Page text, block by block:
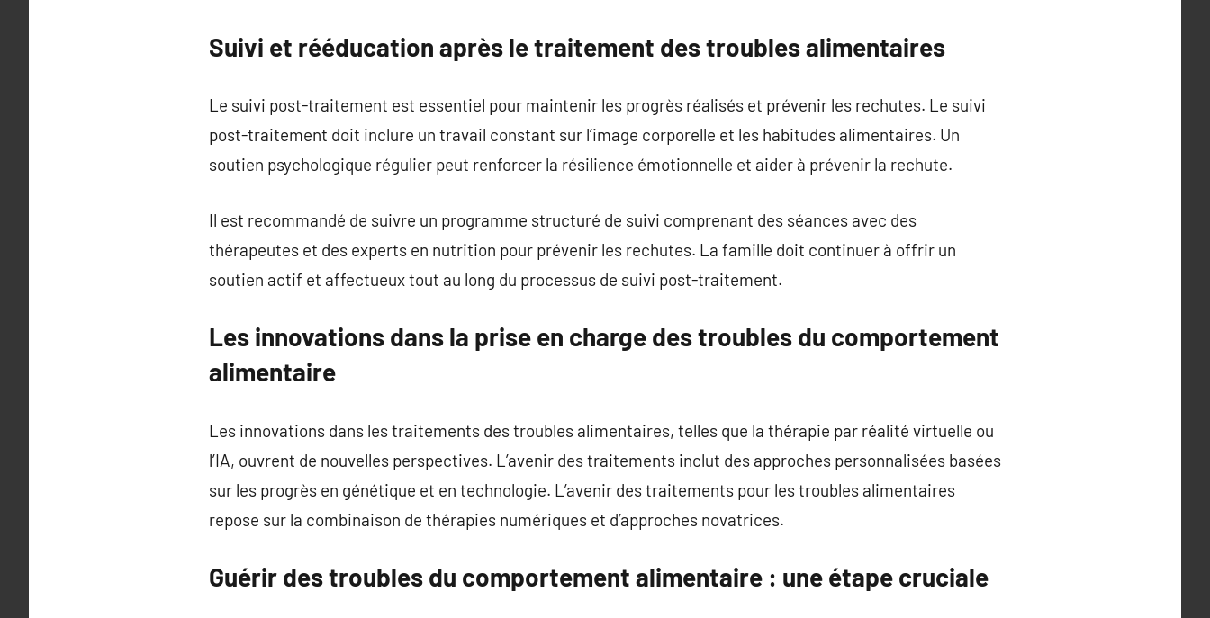
Suivi et rééducation après le traitement des troubles alimentaires
Le suivi post-traitement est essentiel pour maintenir les progrès réalisés et prévenir les rechutes. Le suivi
post-traitement doit inclure un travail constant sur l’image corporelle et les habitudes alimentaires. Un
soutien psychologique régulier peut renforcer la résilience émotionnelle et aider à prévenir la rechute.
Il est recommandé de suivre un programme structuré de suivi comprenant des séances avec des
thérapeutes et des experts en nutrition pour prévenir les rechutes. La famille doit continuer à offrir un
soutien actif et affectueux tout au long du processus de suivi post-traitement.
Les innovations dans la prise en charge des troubles du comportement
alimentaire
Les innovations dans les traitements des troubles alimentaires, telles que la thérapie par réalité virtuelle ou
l’IA, ouvrent de nouvelles perspectives. L’avenir des traitements inclut des approches personnalisées basées
sur les progrès en génétique et en technologie. L’avenir des traitements pour les troubles alimentaires
repose sur la combinaison de thérapies numériques et d’approches novatrices.
Guérir des troubles du comportement alimentaire : une étape cruciale